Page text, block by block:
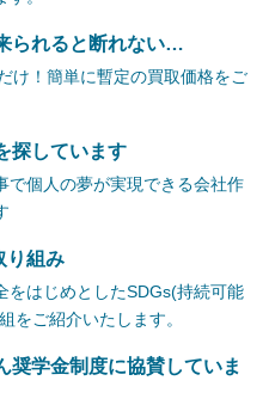
られると断れない…
け！簡単に暫定の買取価格をご
探しています
で個人の夢が実現できる会社作
り組み
をはじめとしたSDGs(持続可能
をご紹介いたします。
奨学金制度に協賛していま